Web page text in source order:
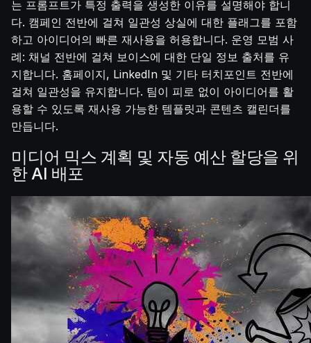
는 프롬프트가 특정 출력을 생성한 이유를 설명해야 합니
다. 캠페인 전반에 걸쳐 일관성 상실에 대한 플래그를 포함
하고 아이디어의 빠른 재사용을 허용합니다. 운영 모범 사
례: 채널 전반에 걸쳐 보이스에 대한 단일 정보 출처를 유
지합니다. 홈페이지, LinkedIn 및 기타 터치포인트 전반에
걸쳐 일관성을 유지합니다. 팀이 피로 없이 아이디어를 활
용할 수 있도록 재사용 가능한 템플릿과 콘텐츠 캘린더를
만듭니다.
미디어 믹스 계획 및 자동 예산 할당을 위
한 AI 배포